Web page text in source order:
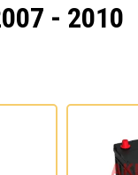
- 2010